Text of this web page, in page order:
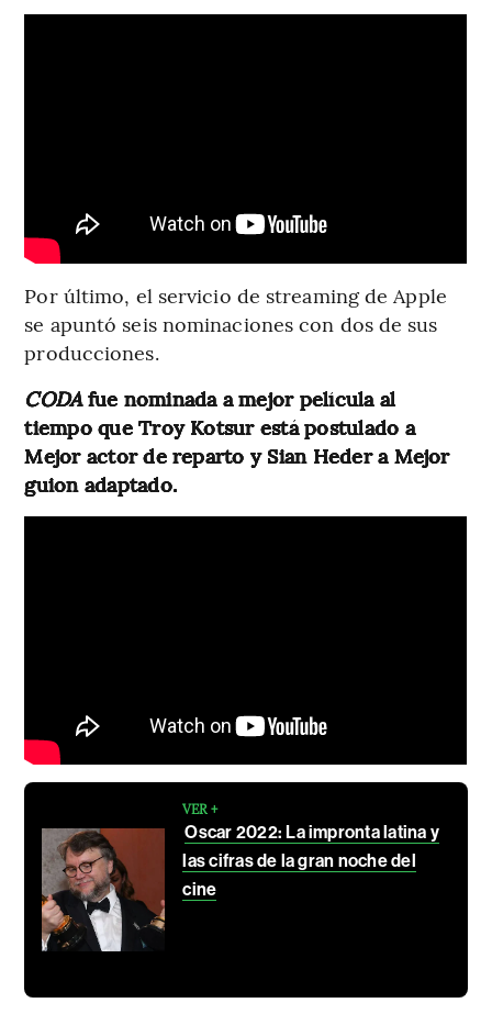
Por último, el servicio de streaming de Apple
se apuntó seis nominaciones con dos de sus
producciones.
CODAfue nominada a mejor película al
tiempo que Troy Kotsur está postulado a
Mejor actor de reparto y Sian Heder a Mejor
guion adaptado.
VER +
Oscar 2022: La impronta latina y
las cifras de la gran noche del
cine